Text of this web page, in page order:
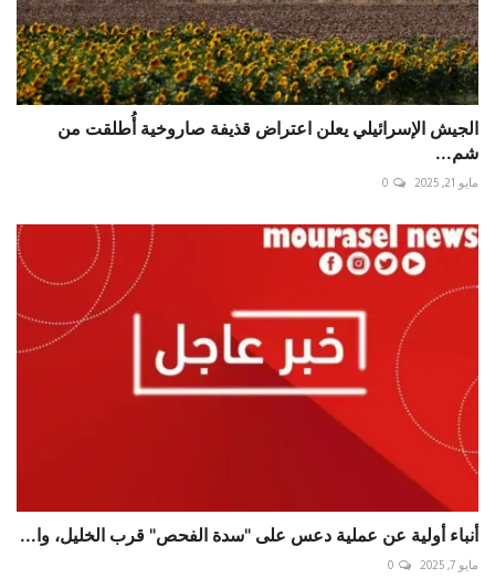
الجيش الإسرائيلي يعلن اعتراض قذيفة صاروخية أُطلقت من
شم...
مايو 21, 2025 0
أنباء أولية عن عملية دعس على "سدة الفحص" قرب الخليل، وا...
مايو 7, 2025 0